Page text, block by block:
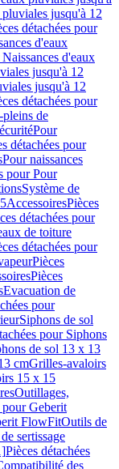
pluviales jusqu'à 12
détachées pour
d'eaux
d'eaux
jusqu'à 12
jusqu'à 12
détachées pour
de
Pour
détachées pour
Pour naissances
pour Pour
Système de
AccessoiresPièces
détachées pour
de toiture
détachées pour
Pièces
Pièces
Evacuation de
pour
Siphons de sol
pour Siphons
de sol 13 x 13
cmGrilles-avaloirs
15 x 15
Outillages,
Geberit
FlowFitOutils de
sertissage
Pièces détachées
des